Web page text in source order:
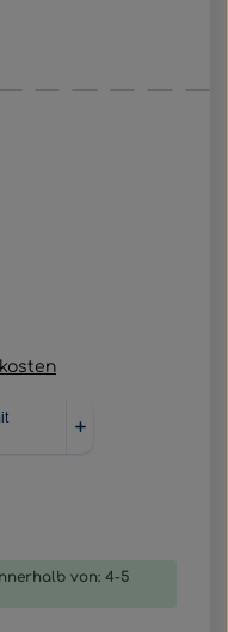
0 von 5 Sternen
von: 4-5